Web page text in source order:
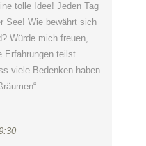
tolle Idee! Jeden Tag
See! Wie bewährt sich
Würde mich freuen,
Erfahrungen teilst…
viele Bedenken haben